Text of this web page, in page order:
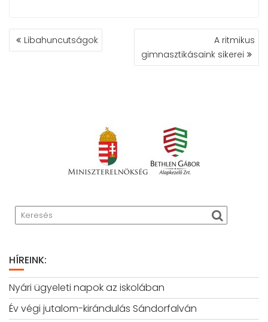
BEJEGYZÉS
NAVIGÁCIÓ
Libahuncutságok
A ritmikus
gimnasztikásaink sikerei
HÍREINK:
Nyári ügyeleti napok az iskolában
Év végi jutalom-kirándulás Sándorfalván